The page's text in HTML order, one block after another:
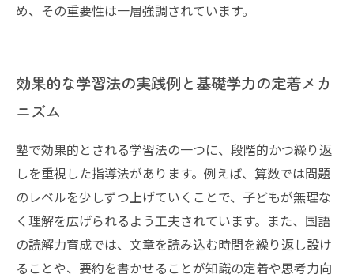
め、その重要性は一層強調されています。
効果的な学習法の実践例と基礎学力の定着メカ
ニズム
塾で効果的とされる学習法の一つに、段階的かつ繰り返
しを重視した指導法があります。例えば、算数では問題
のレベルを少しずつ上げていくことで、子どもが無理な
く理解を広げられるよう工夫されています。また、国語
の読解力育成では、文章を読み込む時間を繰り返し設け
ることや、要約を書かせることが知識の定着や思考力向